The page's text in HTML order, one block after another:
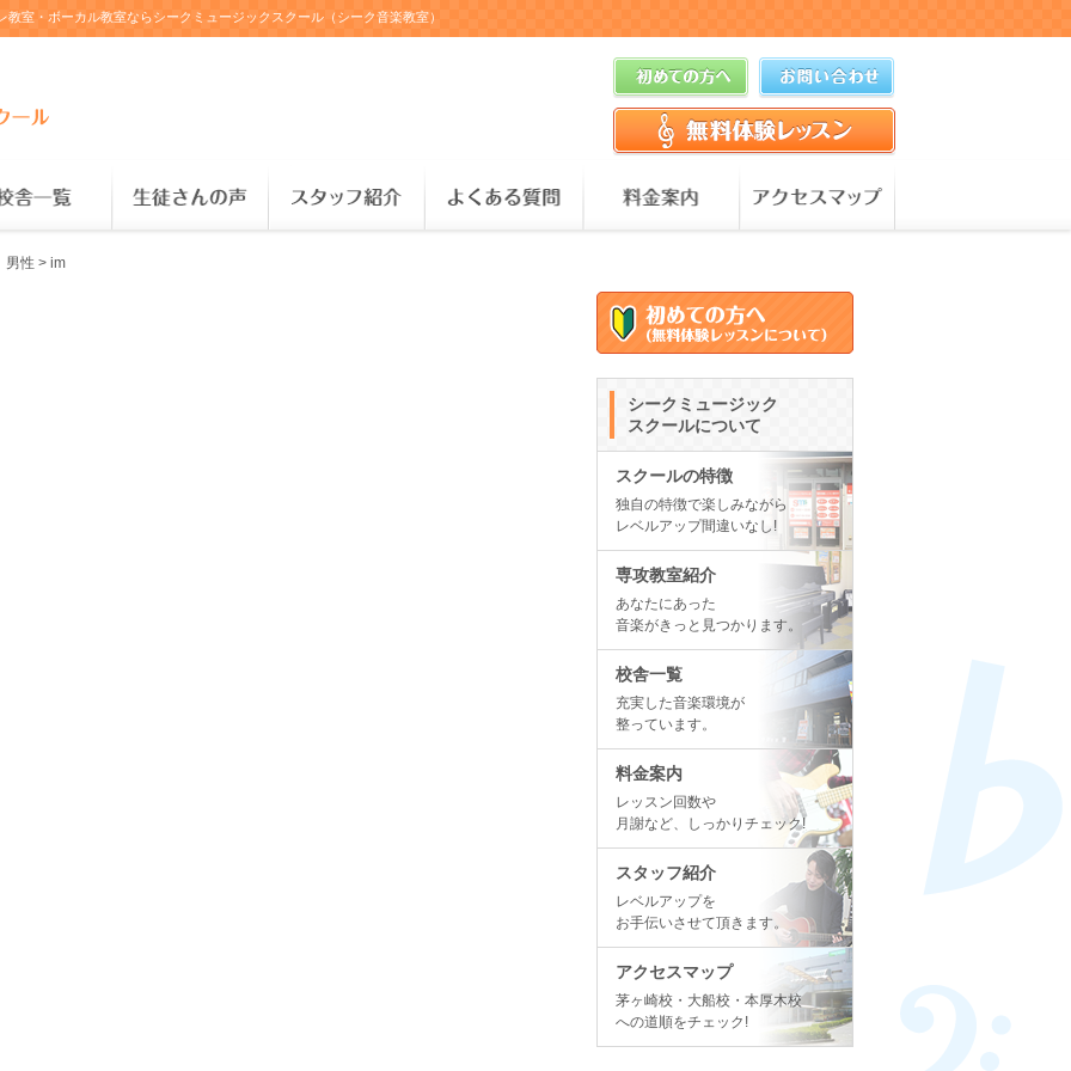
室・ボーカル教室ならシークミュージックスクール（シーク音楽教室）
性 > im
シークミュージック
スクールについて
スクールの特徴
独自の特徴で楽しみながら
レベルアップ間違いなし!
専攻教室紹介
あなたにあった
音楽がきっと見つかります。
校舎一覧
充実した音楽環境が
整っています。
料金案内
レッスン回数や
月謝など、しっかりチェック!
スタッフ紹介
レベルアップを
お手伝いさせて頂きます。
アクセスマップ
茅ヶ崎校・大船校・本厚木校
への道順をチェック!